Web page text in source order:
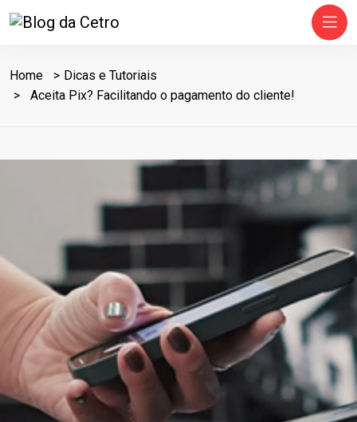
Home
Dicas e Tutoriais
Aceita Pix? Facilitando o pagamento do cliente!